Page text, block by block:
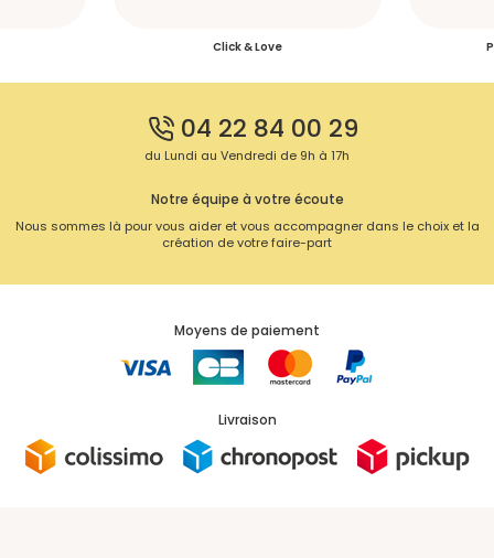
Click & Love
04 22 84 00 29
du Lundi au Vendredi de 9h à 17h
Notre équipe à votre écoute
Nous sommes là pour vous aider et vous accompagner dans le choix et la
création de votre faire-part
Moyens de paiement
Livraison